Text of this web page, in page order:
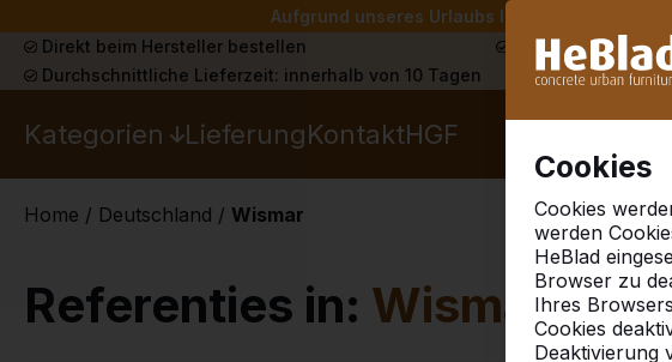
Aufgrund unseres Urlaubs liefern wir von
Cookies
Cookies
werden
HeBlad
Browser zu
Ihres
Cookies
Deaktivierung
Direkt beim Hersteller bestellen Schon mehr als
Durchschnittliche Lieferzeit: innerhalb von 10 Tagen
Kategorien LieferungKontaktHGF
Home / Deutschland / Wismar
Referenties in: Wismar